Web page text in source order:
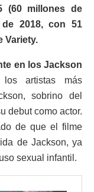
(60 millones de
de 2018, con 51
Variety.
en los Jackson
artistas más
sobrino del
debut como actor.
de que el filme
de Jackson, ya
sexual infantil.